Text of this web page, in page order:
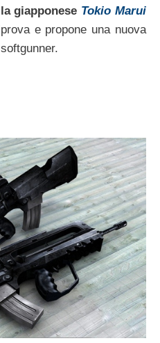
giapponese Tokio Marui
e propone una nuova